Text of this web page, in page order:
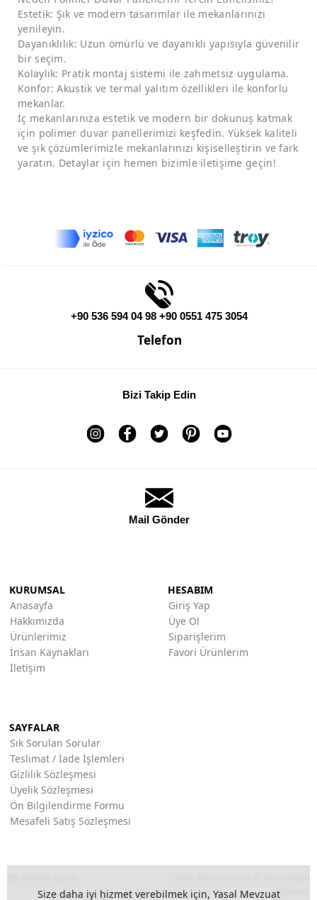
Estetik: Şık ve modern tasarımlar ile mekanlarınızı
yenileyin.
Dayanıklılık: Uzun ömürlü ve dayanıklı yapısıyla güvenilir
bir seçim.
Kolaylık: Pratik montaj sistemi ile zahmetsiz uygulama.
Konfor: Akustik ve termal yalıtım özellikleri ile konforlu
mekanlar.
İç mekanlarınıza estetik ve modern bir dokunuş katmak
için polimer duvar panellerimizi keşfedin. Yüksek kaliteli
ve şık çözümlerimizle mekanlarınızı kişiselleştirin ve fark
yaratın. Detaylar için hemen bizimle iletişime geçin!
Size daha iyi hizmet verebilmek için, Yasal Mevzuat
+90 536 594 04 98 +90 0551 475 3054
Telefon
Bizi Takip Edin
Mail Gönder
KURUMSAL
Anasayfa
Hakkımızda
Ürünlerimiz
İnsan Kaynakları
İletişim
HESABIM
Giriş Yap
Üye Ol
Siparişlerim
Favori Ürünlerim
SAYFALAR
Sık Sorulan Sorular
Teslimat / İade İşlemleri
Gizlilik Sözleşmesi
Üyelik Sözleşmesi
Ön Bilgilendirme Formu
Mesafeli Satış Sözleşmesi